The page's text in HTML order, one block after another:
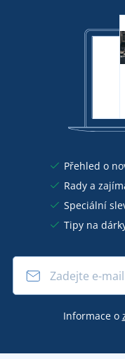
Přehled o
Rady a
Speciální
Tipy na
Informace o